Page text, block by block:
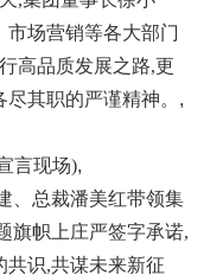
场营销等各大部门
高品质发展之路,更
其职的严谨精神。 ,
言现场),
、总裁潘美红带领集
旗帜上庄严签字承诺,
共识,共谋未来新征